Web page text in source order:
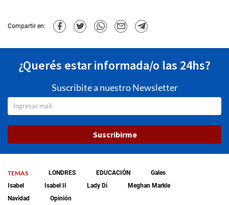
Compartir en:
¿Querés estar informada/o las 24hs?
Suscribite a nuestro Newsletter
Suscribirme
TEMAS LONDRES EDUCACIÓN
Gales
Isabel
Isabel II Lady Di
Meghan Markle
Navidad
Opinión